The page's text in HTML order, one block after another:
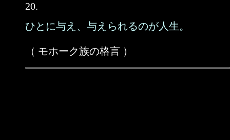
20.
ひとに与え、与えられるのが人生。
（ モホーク族の格言 ）